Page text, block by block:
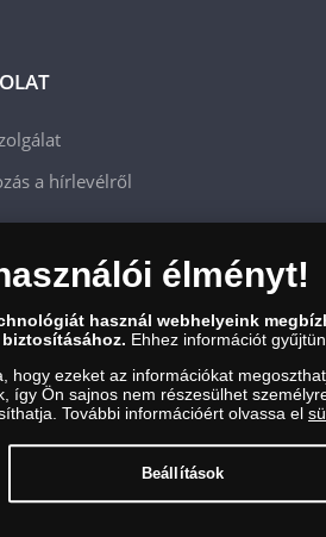
a hírlevélről
01-09-957944, Adószám: 23275395-2-41 A
élményt!
használ webhelyeink
Ehhez információt
hogy ezeket az információkat
így Ön sajnos nem részesülhet
További információért olvassa el
Beállítások